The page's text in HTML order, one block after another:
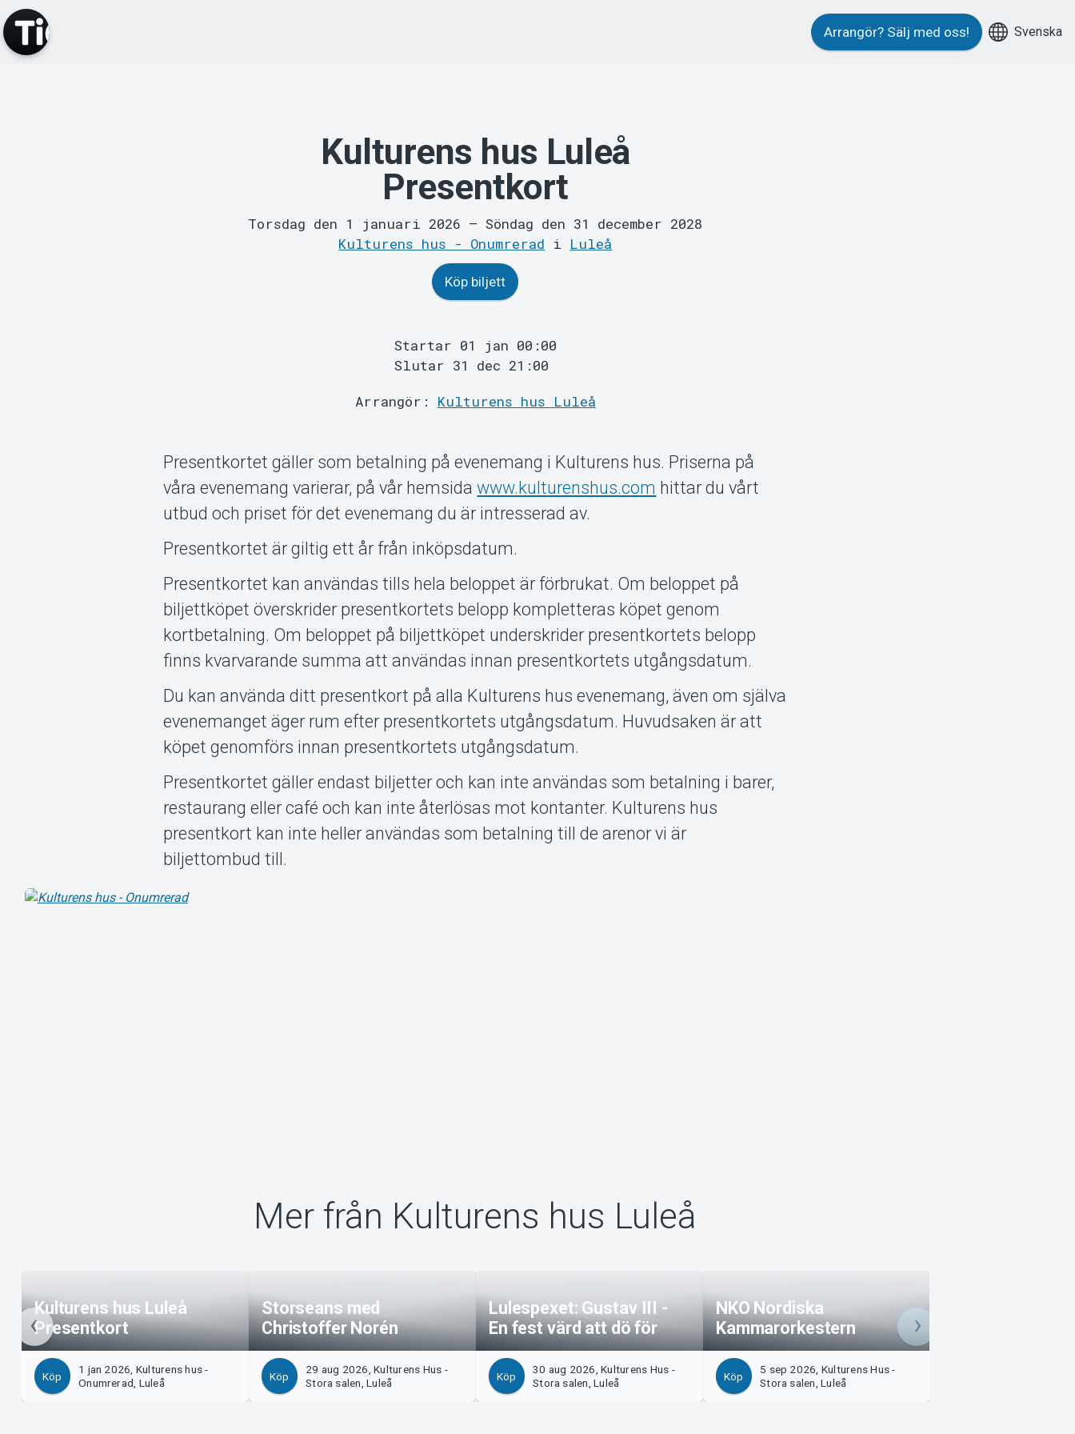
Arrangör? Sälj med oss! Svenska
Kulturens hus Luleå
Presentkort
Torsdag den 1 januari 2026 – Söndag den 31 december 2028
Kulturens hus - Onumrerad i Luleå
Köp biljett
Startar 01 jan 00:00
Slutar 31 dec 21:00
Arrangör: Kulturens hus Luleå
Presentkortet gäller som betalning på evenemang i Kulturens hus. Priserna på
våra evenemang varierar, på vår hemsidawww.kulturenshus.com hittar du vårt
utbud och priset för det evenemang du är intresserad av.
Presentkortet är giltig ett år från inköpsdatum.
Presentkortet kan användas tills hela beloppet är förbrukat. Om beloppet på
biljettköpet överskrider presentkortets belopp kompletteras köpet genom
kortbetalning. Om beloppet på biljettköpet underskrider presentkortets belopp
finns kvarvarande summa att användas innan presentkortets utgångsdatum.
Du kan använda ditt presentkort på alla Kulturens hus evenemang, även om själva
evenemanget äger rum efter presentkortets utgångsdatum. Huvudsaken är att
köpet genomförs innan presentkortets utgångsdatum.
Presentkortet gäller endast biljetter och kan inte användas som betalning i barer,
restaurang eller café och kan inte återlösas mot kontanter. Kulturens hus
presentkort kan inte heller användas som betalning till de arenor vi är
biljettombud till.
Mer från Kulturens hus Luleå
Kulturens hus Luleå
Presentkort
Köp
1 jan 2026, Kulturens hus -
Onumrerad, Luleå
Storseans med
Christoffer Norén
Köp
29 aug 2026, Kulturens Hus -
Stora salen, Luleå
Lulespexet: Gustav III -
En fest värd att dö för
Köp
30 aug 2026, Kulturens Hus -
Stora salen, Luleå
NKO Nordiska
Kammarorkestern
Köp
5 sep 2026, Kulturens Hus -
Stora salen, Luleå